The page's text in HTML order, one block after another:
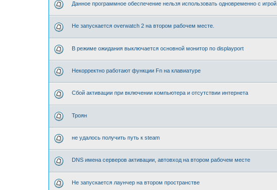
Данное программное обеспечение нельзя использовать одновременно с игрой.
Не запускается overwatch 2 на втором рабочем месте.
В режиме ожидания выключается основной монитор по displayport
Некорректно работают функции Fn на клавиатуре
Сбой активации при включении компьютера и отсутствии интернета
Троян
не удалось получить путь к steam
DNS имена серверов активации, автовход на втором рабочем месте
Не запускается лаунчер на втором пространстве